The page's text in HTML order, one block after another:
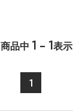
商品中 1 - 1表示
1